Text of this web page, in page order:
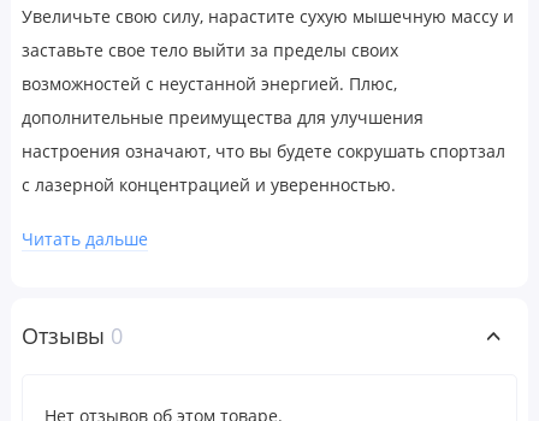
Увеличьте свою силу, нарастите сухую мышечную массу и
заставьте свое тело выйти за пределы своих
возможностей с неустанной энергией. Плюс,
дополнительные преимущества для улучшения
настроения означают, что вы будете сокрушать спортзал
с лазерной концентрацией и уверенностью.
лучших аминокислот BCAA 2:1:1: лейцин для синтеза
Читать дальше
Отзывы 0
Нет отзывов об этом товаре.